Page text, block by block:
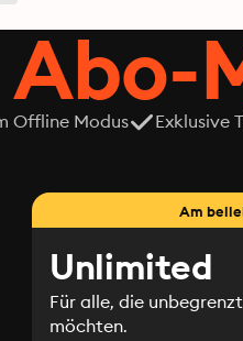
Offline Modus Exklusive
Am
Unlimited
Für alle, die
möchten.